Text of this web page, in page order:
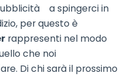
a spingerci in
per questo è
rappresenti nel modo
che noi
Di chi sarà il prossimo